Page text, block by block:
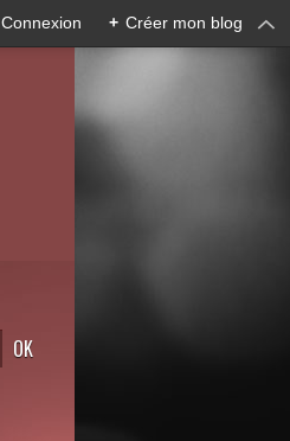
Connexion + Créer mon blog